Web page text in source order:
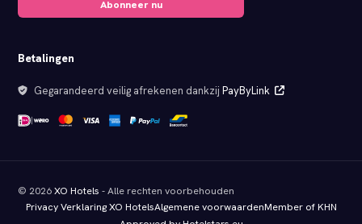
Abonneer nu
Betalingen
Gegarandeerd veilig afrekenen dankzijPayByLink
© 2026XO Hotels - Alle rechten voorbehouden
Privacy Verklaring XO HotelsAlgemene voorwaardenMember of KHN